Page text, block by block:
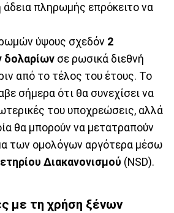
πληρωμής επρόκειτο να
ύψους σχεδόν 2
δολαρίων σε ρωσικά διεθνή
από το τέλος του έτους. Το
σήμερα ότι θα συνεχίσει να
του υποχρεώσεις, αλλά
θα μπορούν να μετατραπούν
των ομολόγων αργότερα μέσω
Διακανονισμού (NSD).
με τη χρήση ξένων